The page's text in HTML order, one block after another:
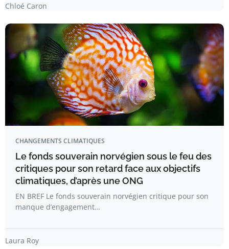
Chloé Caron
CHANGEMENTS CLIMATIQUES
Le fonds souverain norvégien sous le feu des
critiques pour son retard face aux objectifs
climatiques, d’après une ONG
EN BREF Le fonds souverain norvégien critique pour son
manque d’engagement…
Laura Roy